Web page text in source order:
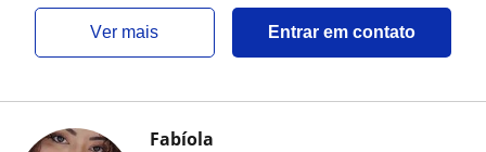
ver mais Entrar em contato
Fabíola